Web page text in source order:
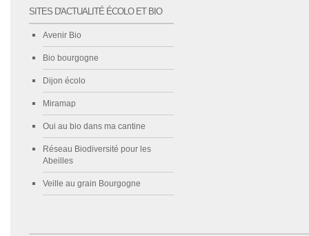
SITES D'ACTUALITÉ ÉCOLO ET BIO
Avenir Bio
Bio bourgogne
Dijon écolo
Miramap
Oui au bio dans ma cantine
Réseau Biodiversité pour les
Abeilles
Veille au grain Bourgogne